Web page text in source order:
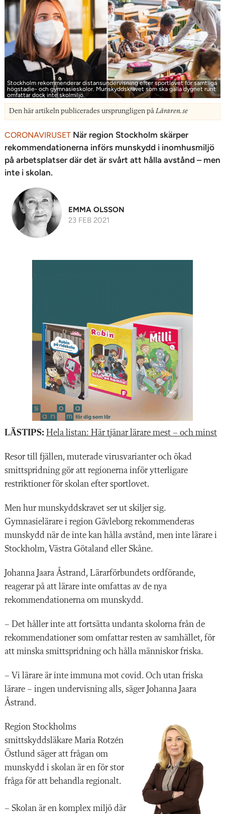
Stockholm rekommenderar distansundervisning efter sportlovet för samtliga
högstadie- och gymnasieskolor. Munskyddskravet som ska gälla dygnet runt
omfattar dock inte skolmiljö.
Den här artikeln publicerades ursprungligen påLäraren.se
CORONAVIRUSET När region Stockholm skärper
rekommendationerna införs munskydd i inomhusmiljö
på arbetsplatser där det är svårt att hålla avstånd – men
inte i skolan.
EMMA OLSSON
23 FEB 2021
LÄSTIPS: Hela listan: Här tjänar lärare mest – och minst
Resor till fjällen, muterade virusvarianter och ökad
smittspridning gör att regionerna inför ytterligare
restriktioner för skolan efter sportlovet.
Men hur munskyddskravet ser ut skiljer sig.
Gymnasielärare i region Gävleborg rekommenderas
munskydd när de inte kan hålla avstånd, men inte lärare i
Stockholm, Västra Götaland eller Skåne.
Johanna Jaara Åstrand, Lärarförbundets ordförande,
reagerar på att lärare inte omfattas av de nya
rekommendationerna om munskydd.
– Det håller inte att fortsätta undanta skolorna från de
rekommendationer som omfattar resten av samhället, för
att minska smittspridning och hålla människor friska.
– Vi lärare är inte immuna mot covid. Och utan friska
lärare – ingen undervisning alls, säger Johanna Jaara
Åstrand.
Region Stockholms
smittskyddsläkare Maria Rotzén
Östlund säger att frågan om
munskydd i skolan är en för stor
fråga för att behandla regionalt.
– Skolan är en komplex miljö där